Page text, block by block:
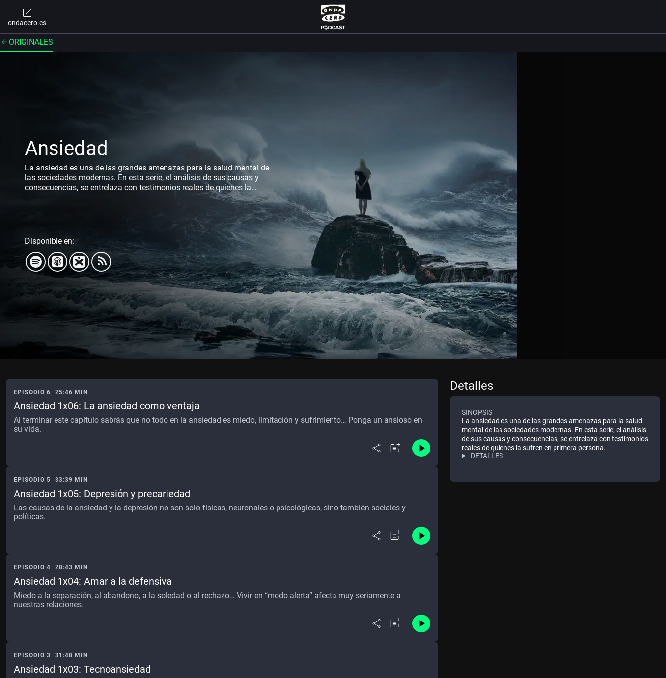
ondacero.es
ORIGINALES
Ansiedad
La ansiedad es una de las grandes amenazas para la salud mental de
las sociedades modernas. En esta serie, el análisis de sus causas y
consecuencias, se entrelaza con testimonios reales de quienes la
Disponible en:
EPISODIO 6 25:46 MIN
Ansiedad 1x06: La ansiedad como ventaja
Al terminar este capítulo sabrás que no todo en la ansiedad es miedo, limitación y sufrimiento… Ponga un ansioso en
su vida.
EPISODIO 5 33:39 MIN
Ansiedad 1x05: Depresión y precariedad
Las causas de la ansiedad y la depresión no son solo físicas, neuronales o psicológicas, sino también sociales y
políticas.
EPISODIO 4 28:43 MIN
Ansiedad 1x04: Amar a la defensiva
Miedo a la separación, al abandono, a la soledad o al rechazo… Vivir en “modo alerta” afecta muy seriamente a
nuestras relaciones.
EPISODIO 3 31:48 MIN
Ansiedad 1x03: Tecnoansiedad
Detalles
SINOPSIS
La ansiedad es una de las grandes amenazas para la salud
mental de las sociedades modernas. En esta serie, el análisis
de sus causas y consecuencias, se entrelaza con testimonios
reales de quienes la sufren en primera persona.
DETALLES